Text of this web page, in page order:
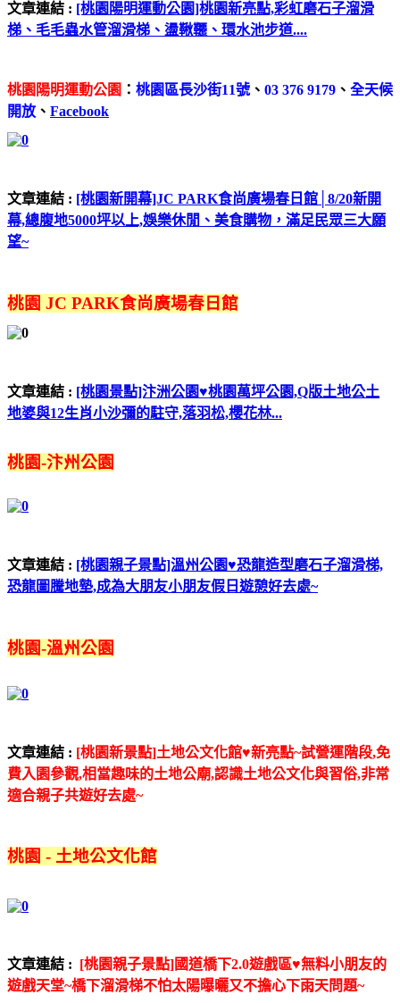
文章連結 : [桃園陽明運動公園]桃園新亮點,彩虹磨石子溜滑
梯、毛毛蟲水管溜滑梯、盪鞦韆、環水池步道....
桃園陽明運動公園 ： 桃園區長沙街11號、 03 376 9179 、 全天候
開放 、 Facebook
文章連結 : [桃園新開幕]JC PARK食尚廣場春日館│8/20新開
幕,總腹地5000坪以上,娛樂休閒、美食購物，滿足民眾三大願
望~
桃園 JC PARK食尚廣場春日館
文章連結 : [桃園景點]汴洲公園♥桃園萬坪公園,Q版土地公土
地婆與12生肖小沙彌的駐守,落羽松,櫻花林...
桃園-汴州公園
文章連結 : [桃園親子景點]溫州公園♥恐龍造型磨石子溜滑梯,
恐龍圖騰地墊,成為大朋友小朋友假日遊憩好去處~
桃園-溫州公園
文章連結 : [桃園新景點]土地公文化館♥新亮點~試營運階段,免
費入園參觀,相當趣味的土地公廟,認識土地公文化與習俗,非常
適合親子共遊好去處~
桃園 - 土地公文化館
文章連結 : [桃園親子景點]國道橋下2.0遊戲區♥無料小朋友的
遊戲天堂~橋下溜滑梯不怕太陽曝曬又不擔心下雨天問題~